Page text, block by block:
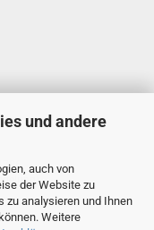
und andere
auch von
der Website zu
zu analysieren und Ihnen
Weitere